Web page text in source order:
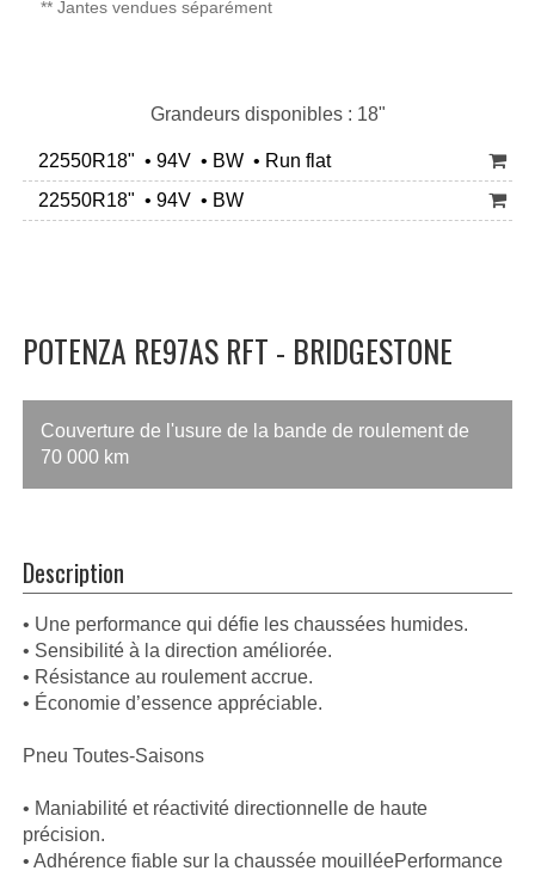
** Jantes vendues séparément
Grandeurs disponibles : 18"
22550R18" • 94V • BW • Run flat
22550R18" • 94V • BW
POTENZA RE97AS RFT - BRIDGESTONE
Couverture de l'usure de la bande de roulement de
70 000 km
Description
• Une performance qui défie les chaussées humides.
• Sensibilité à la direction améliorée.
• Résistance au roulement accrue.
• Économie d’essence appréciable.
Pneu Toutes-Saisons
• Maniabilité et réactivité directionnelle de haute
précision.
• Adhérence fiable sur la chaussée mouilléePerformance